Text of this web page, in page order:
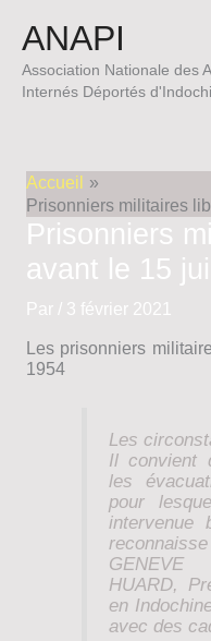
contenu
ANAPI
Association Nationale des
Internés Déportés
Accueil
Prisonniers militaires
Prisonniers
avant le 15
Par / 3 février 2021
Les prisonniers
1954
Les
Il convient
les
pour
intervenue
HUARD,
en
avec des